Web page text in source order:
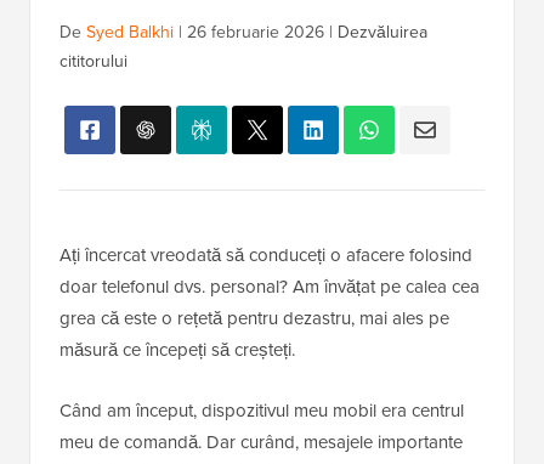
De Syed Balkhi | 26 februarie 2026 | Dezvăluirea
cititorului
Ați încercat vreodată să conduceți o afacere folosind
doar telefonul dvs. personal? Am învățat pe calea cea
grea că este o rețetă pentru dezastru, mai ales pe
măsură ce începeți să creșteți.
Când am început, dispozitivul meu mobil era centrul
meu de comandă. Dar curând, mesajele importante